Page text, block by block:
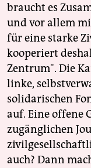
braucht es
und vor allem
für eine starke
kooperiert
Zentrum". Die
linke,
solidarischen
auf. Eine offene
zugänglichen
auch? Dann